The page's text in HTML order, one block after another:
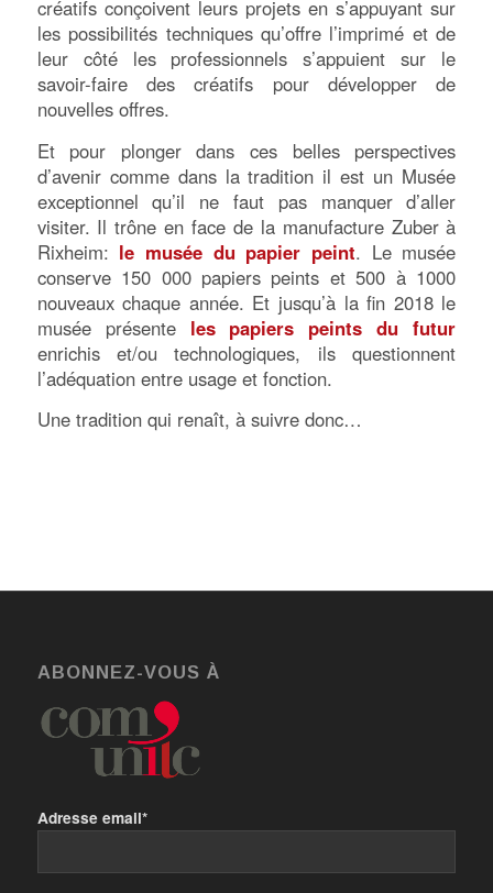
margin-top:0cm; margin-
right:0cm; margin-bottom:8.0pt;
margin-left:0cm; line-height:107%;
mso-pagination:widow-orphan;
font-size:11.0pt; font-
family:”Calibri”,sans-serif; mso-
ascii-font-family:Calibri; mso-ascii-
fareast-font-family:Calibri; mso-
fareast-theme-font:minor-latin;
mso-hansi-font-family:Calibri;
mso-hansi-theme-font:minor-latin;
mso-bidi-font-family:”Times New
Roman”; mso-bidi-theme-
font:minor-bidi; mso-fareast-
language:EN-US;}.MsoChpDefault
{mso-style-type:export-only; mso-
default-props:yes; font-
family:”Calibri”,sans-serif; mso-
ascii-font-family:Calibri; mso-ascii-
theme-font:minor-latin; mso-
fareast-font-family:Calibri; mso-
fareast-theme-font:minor-latin;
mso-hansi-font-family:Calibri;
mso-hansi-theme-font:minor-latin;
792.0pt; margin:70.85pt 70.85pt
source:0;}div.WordSection1
{page:WordSection1;}–>
créatifs conçoivent leurs projets en s’appuyant sur
les possibilités techniques qu’offre l’imprimé et de
leur côté les professionnels s’appuient sur le
savoir-faire des créatifs pour développer de
nouvelles offres.
Et pour plonger dans ces belles perspectives
d’avenir comme dans la tradition il est un Musée
exceptionnel qu’il ne faut pas manquer d’aller
visiter. Il trône en face de la manufacture Zuber à
Rixheim: le musée du papier peint. Le musée
conserve 150 000 papiers peints et 500 à 1000
nouveaux chaque année. Et jusqu’à la fin 2018 le
musée présente les papiers peints du futur
enrichis et/ou technologiques, ils questionnent
l’adéquation entre usage et fonction.
Une tradition qui renaît, à suivre donc…
ABONNEZ-VOUS À
Adresse email*